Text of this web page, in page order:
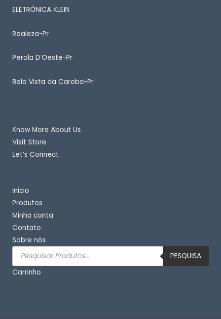
ELETRÔNICA KLEIN
Realeza-Pr
Perola D’Oeste-Pr
Bela Vista da Caroba-Pr
Know More About Us
Visit Store
Let’s Connect
Inicio
Produtos
Minha conta
Contato
Sobre nós
Pesquisar
produtos
PESQUISA
Carrinho